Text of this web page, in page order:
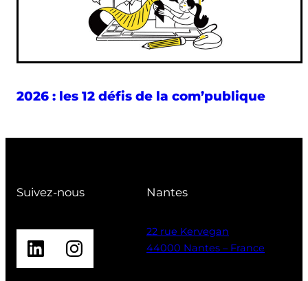
2026 : les 12 défis de la com’publique
Suivez-nous
LinkedInInstagram
Nantes
22 rue Kervegan
44000 Nantes – France